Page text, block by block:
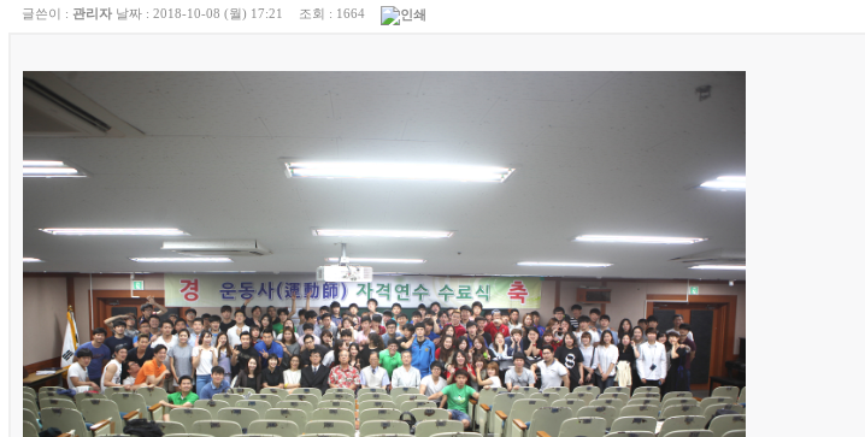
글쓴이 : 관리자 날짜 : 2018-10-08 (월) 17:21 조회 : 1664